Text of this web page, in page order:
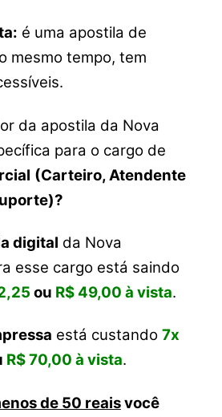
é uma apostila de
mesmo tempo, tem
da apostila da Nova
para o cargo de
(Carteiro, Atendente
digital da Nova
esse cargo está saindo
ou R$ 49,00 à vista.
está custando 7x
R$ 70,00 à vista.
de 50 reaisvocê